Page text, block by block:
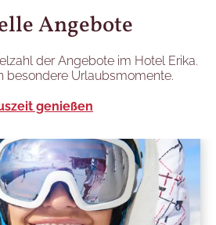
Angebote
der Angebote im Hotel Erika.
besondere Urlaubsmomente.
genießen